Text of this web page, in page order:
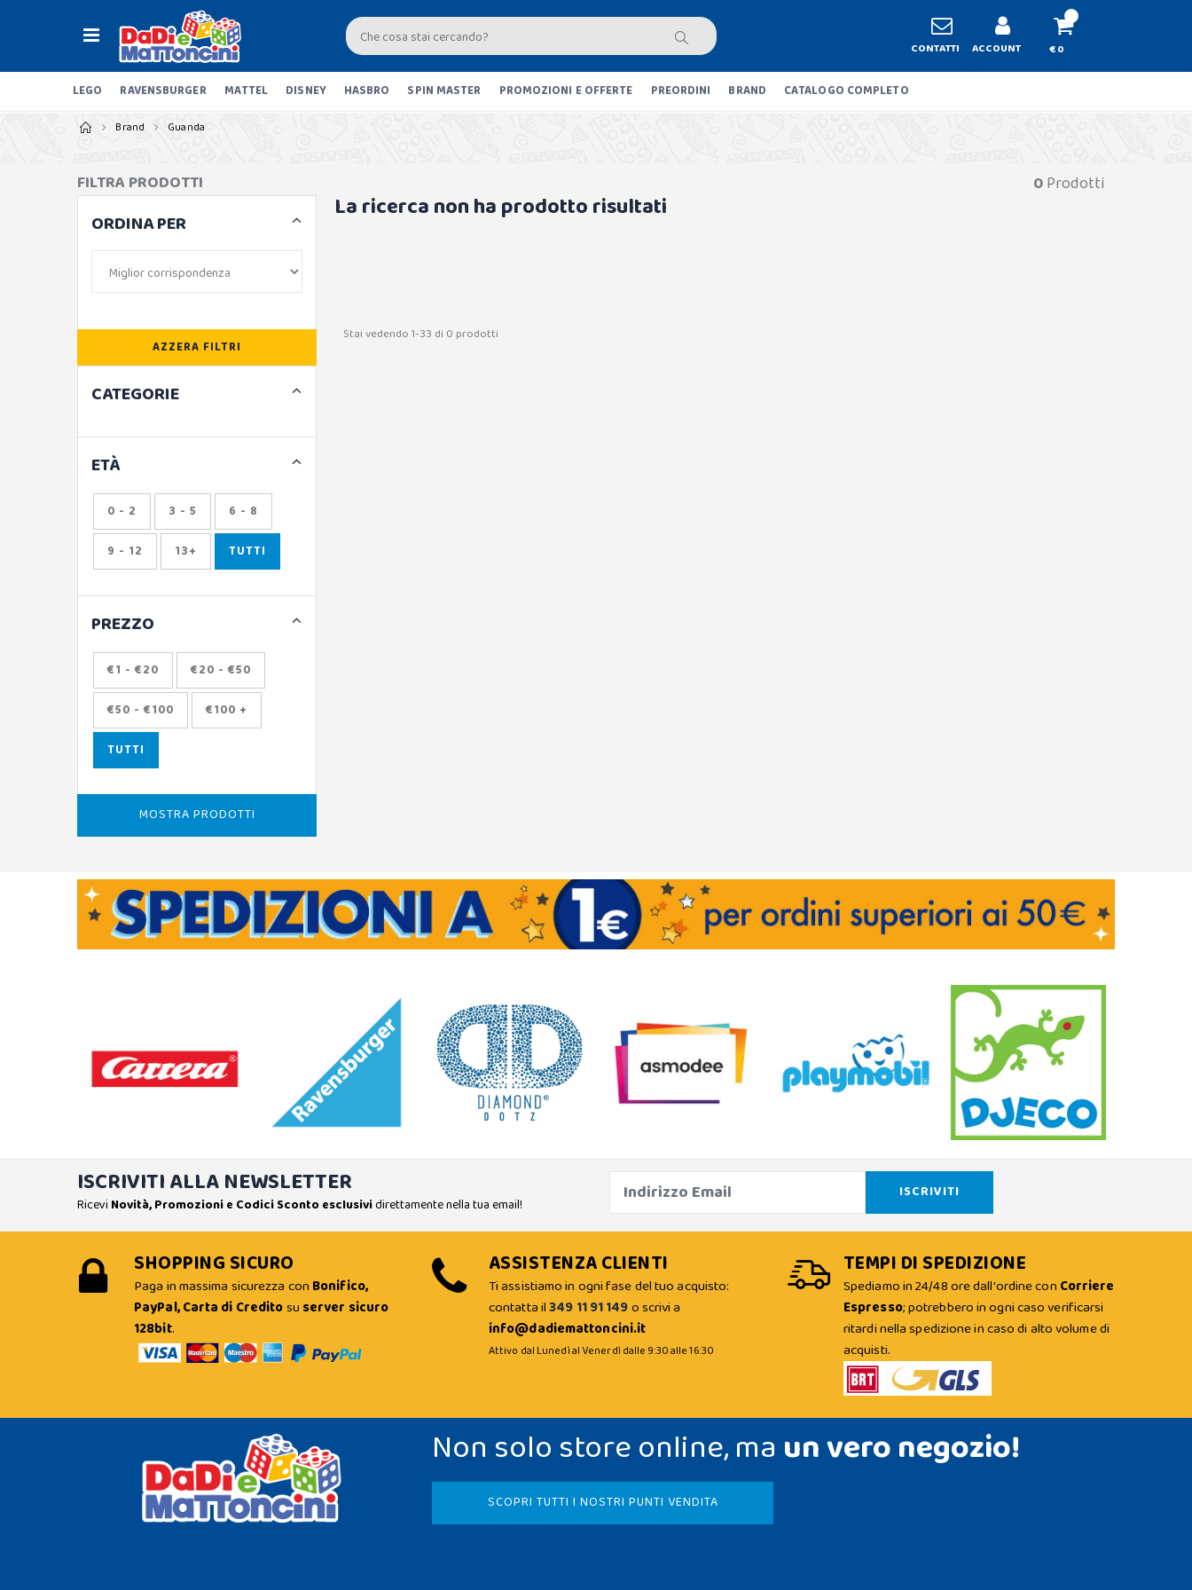
CONTATTI ACCOUNT € 0
LEGO RAVENSBURGER MATTEL DISNEY HASBRO SPIN MASTER PROMOZIONI E OFFERTE PREORDINI BRAND CATALOGO COMPLETO
Brand Guanda
0Prodotti
La ricerca non ha prodotto risultati
Stai vedendo 1-33 di 0 prodotti
FILTRA PRODOTTI
ORDINA PER
AZZERA FILTRI
CATEGORIE
ETÀ
0 - 2 3 - 5 6 - 8
9 - 12 13+ TUTTI
PREZZO
€1 - €20 €20 - €50
€50 - €100 €100 +
TUTTI
MOSTRA PRODOTTI
ISCRIVITI ALLA NEWSLETTER
Ricevi Novità, Promozioni e Codici Sconto esclusividirettamente nella tua email!
SHOPPING SICURO
Paga in massima sicurezza con Bonifico,
PayPal, Carta di Creditosu server sicuro
128bit.
ASSISTENZA CLIENTI
Ti assistiamo in ogni fase del tuo acquisto:
contatta il349 11 91 149o scrivi a
info@dadiemattoncini.it
Attivo dal Lunedì al Venerdì dalle 9:30 alle 16:30
TEMPI DI SPEDIZIONE
Spediamo in 24/48 ore dall'ordine con Corriere
Espresso; potrebbero in ogni caso verificarsi
ritardi nella spedizione in caso di alto volume di
acquisti.
Non solo store online, ma un vero negozio!
SCOPRI TUTTI I NOSTRI PUNTI VENDITA